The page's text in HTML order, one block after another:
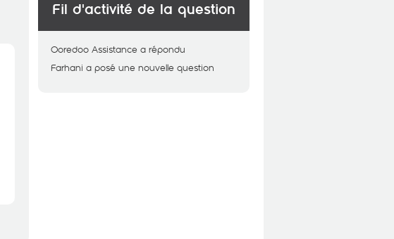
Fil d'activité de la question
Ooredoo Assistance a répondu
Farhani a posé une nouvelle question